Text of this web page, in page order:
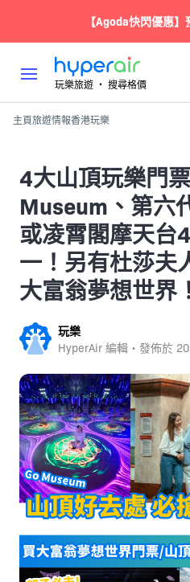
【Agoda快閃優惠
玩樂旅遊 ‧ 搜尋格價
主頁旅遊情報香港玩樂
4大山頂玩樂門
Museum、第六
或凌霄閣摩天台
一！另有杜莎夫
大富翁夢想世界！
玩樂
HyperAir 編輯・發佈於